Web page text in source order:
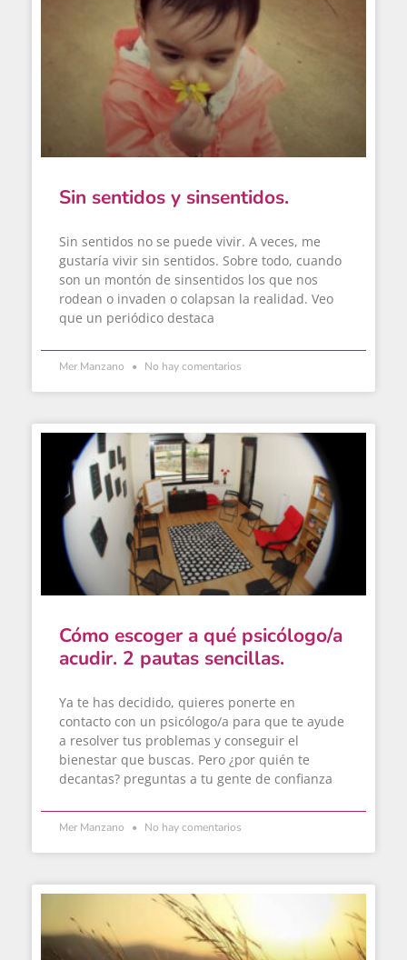
Sin sentidos y sinsentidos.
Sin sentidos no se puede vivir. A veces, me
gustaría vivir sin sentidos. Sobre todo, cuando
son un montón de sinsentidos los que nos
rodean o invaden o colapsan la realidad. Veo
que un periódico destaca
Mer Manzano No hay comentarios
Cómo escoger a qué psicólogo/a
acudir. 2 pautas sencillas.
Ya te has decidido, quieres ponerte en
contacto con un psicólogo/a para que te ayude
a resolver tus problemas y conseguir el
bienestar que buscas. Pero ¿por quién te
decantas? preguntas a tu gente de confianza
Mer Manzano No hay comentarios